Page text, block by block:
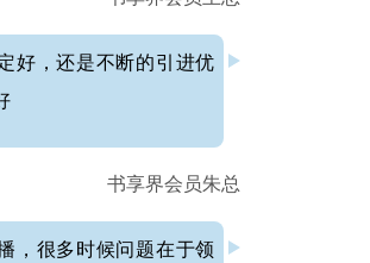
好，还是不断的引进优
书享界会员朱总
，很多时候问题在于领